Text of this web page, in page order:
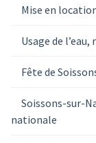
Mise en
Usage de l’eau,
Fête de
Soissons-sur-
nationale